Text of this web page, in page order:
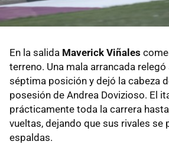
En la salida Maverick Viñales
terreno. Una mala arrancada
séptima posición y dejó la cabeza
posesión de Andrea Dovizioso. El
prácticamente toda la carrera
vueltas, dejando que sus rivales se
espaldas.